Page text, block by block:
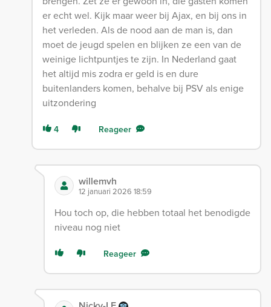
er echt wel. Kijk maar weer bij Ajax, en bij ons in
het verleden. Als de nood aan de man is, dan
moet de jeugd spelen en blijken ze een van de
weinige lichtpuntjes te zijn. In Nederland gaat
het altijd mis zodra er geld is en dure
buitenlanders komen, behalve bij PSV als enige
uitzondering
4 Reageer
willemvh
12 januari 2026 18:59
Hou toch op, die hebben totaal het benodigde
niveau nog niet
Reageer